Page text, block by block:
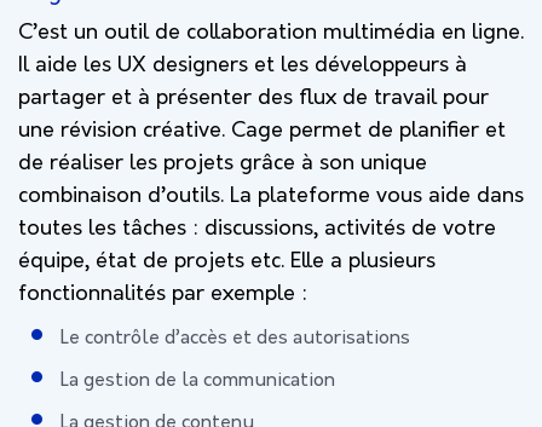
C’est un outil de collaboration multimédia en ligne.
Il aide les UX designers et les développeurs à
partager et à présenter des flux de travail pour
une révision créative. Cage permet de planifier et
de réaliser les projets grâce à son unique
combinaison d’outils. La plateforme vous aide dans
toutes les tâches : discussions, activités de votre
équipe, état de projets etc. Elle a plusieurs
fonctionnalités par exemple :
Le contrôle d’accès et des autorisations
La gestion de la communication